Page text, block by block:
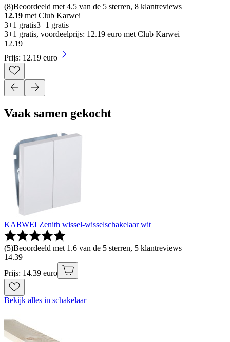
(8)Beoordeeld met 4.5 van de 5 sterren, 8 klantreviews
12.19 met Club Karwei
3+1 gratis3+1 gratis
3+1 gratis, voordeelprijs: 12.19 euro met Club Karwei
12.19
Prijs: 12.19 euro
Vaak samen gekocht
KARWEI Zenith wissel-wisselschakelaar wit
(5)Beoordeeld met 1.6 van de 5 sterren, 5 klantreviews
14.39
Prijs: 14.39 euro
Bekijk alles in schakelaar